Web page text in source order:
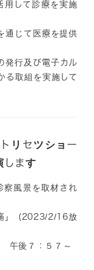
用して診療を実施
通じて医療を提供
行及び電子カル
る取組を実施して
リセツショー
します
察風景を取材され
」 (2023/2/16放
午後７：５７～